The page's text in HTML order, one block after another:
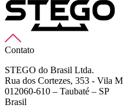
Contato
STEGO do Brasil Ltda.
Rua dos Cortezes, 353 - Vila
012060-610 – Taubaté – SP
Brasil